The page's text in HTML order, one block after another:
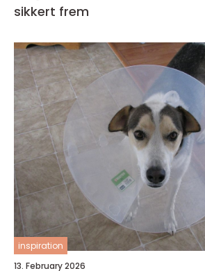
sikkert frem
inspiration
13. February 2026